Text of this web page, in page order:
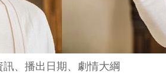
、播出日期、劇情大綱